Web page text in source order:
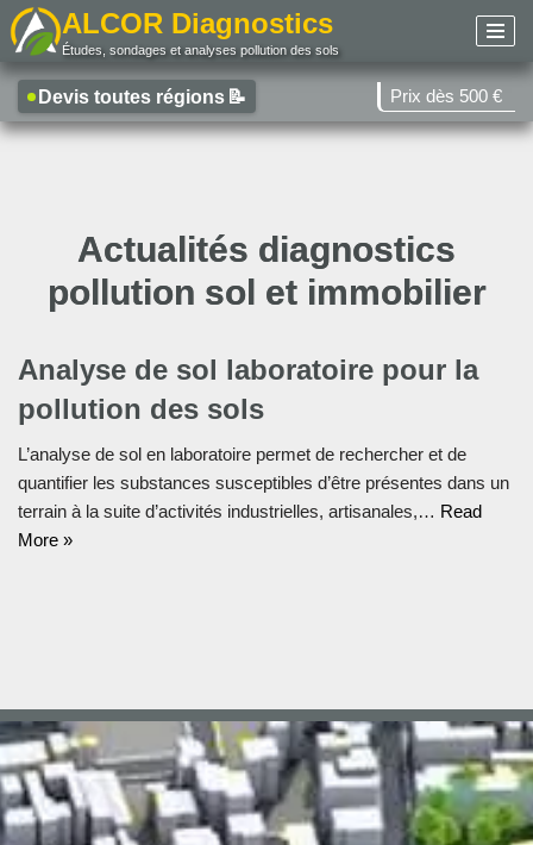
au
contenu
ALCOR Diagnostics
Études, sondages et analyses pollution des sols
Devis toutes régions 📝 Prix dès 500 €
Actualités diagnostics
pollution sol et immobilier
Analyse de sol laboratoire pour la
pollution des sols
L’analyse de sol en laboratoire permet de rechercher et de
quantifier les substances susceptibles d’être présentes dans un
terrain à la suite d’activités industrielles, artisanales,… Read
More »